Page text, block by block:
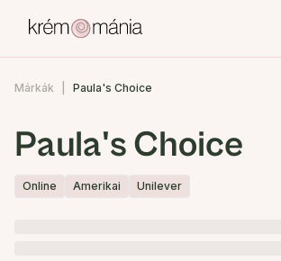
Márkák Paula's Choice
Paula's Choice
Online Amerikai Unilever